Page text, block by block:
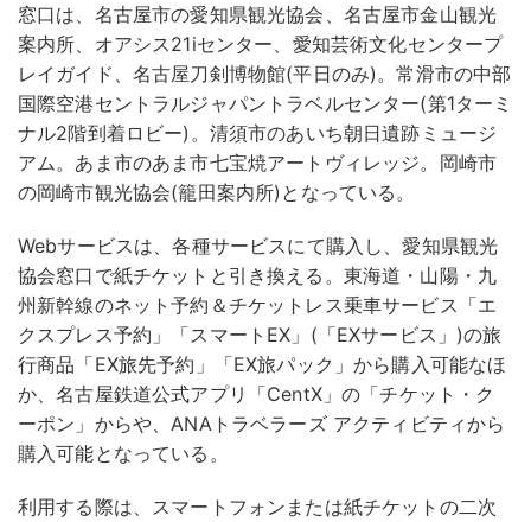
窓口は、名古屋市の愛知県観光協会、名古屋市金山観光
案内所、オアシス21iセンター、愛知芸術文化センタープ
レイガイド、名古屋刀剣博物館(平日のみ)。常滑市の中部
国際空港セントラルジャパントラベルセンター(第1ターミ
ナル2階到着ロビー)。清須市のあいち朝日遺跡ミュージ
アム。あま市のあま市七宝焼アートヴィレッジ。岡崎市
の岡崎市観光協会(籠田案内所)となっている。
Webサービスは、各種サービスにて購入し、愛知県観光
協会窓口で紙チケットと引き換える。東海道・山陽・九
州新幹線のネット予約＆チケットレス乗車サービス「エ
クスプレス予約」「スマートEX」(「EXサービス」)の旅
行商品「EX旅先予約」「EX旅パック」から購入可能なほ
か、名古屋鉄道公式アプリ「CentX」の「チケット・ク
ーポン」からや、ANAトラベラーズ アクティビティから
購入可能となっている。
利用する際は、スマートフォンまたは紙チケットの二次